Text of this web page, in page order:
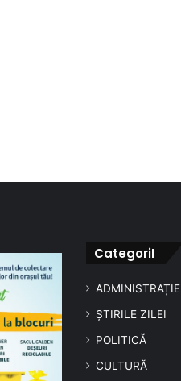
CategoriI
ADMINISTRAȚIE
ȘTIRILE ZILEI
POLITICĂ
CULTURĂ